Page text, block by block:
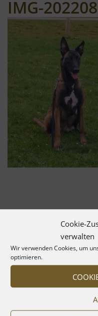
Cookie-
verwalten
Wir verwenden Cookies, um
optimieren.
IMG-